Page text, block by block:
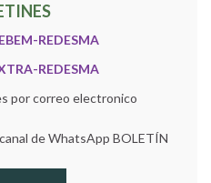
REDESMA
REDESMA
por correo electronico
de WhatsApp BOLETÍN